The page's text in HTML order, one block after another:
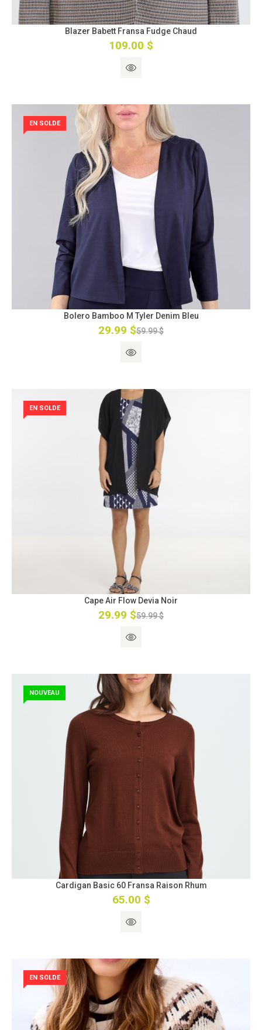
Blazer Babett Fransa Fudge Chaud
109.00 $
EN SOLDE
Bolero Bamboo M Tyler Denim Bleu
29.99 $59.99 $
EN SOLDE
Cape Air Flow Devia Noir
29.99 $59.99 $
NOUVEAU
Cardigan Basic 60 Fransa Raison Rhum
65.00 $
EN SOLDE